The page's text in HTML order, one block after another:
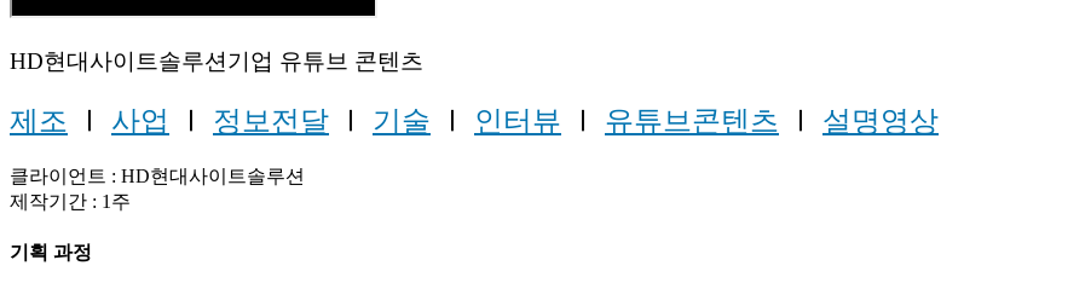
HD현대사이트솔루션기업 유튜브 콘텐츠
제조 Ⅰ 사업 Ⅰ 정보전달 Ⅰ 기술 Ⅰ 인터뷰 Ⅰ 유튜브콘텐츠 Ⅰ 설명영상
클라이언트 : HD현대사이트솔루션
제작기간 : 1주
기획 과정